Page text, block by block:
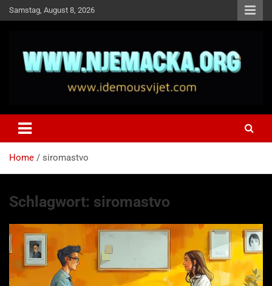
Skip
to
Samstag, August 8, 2026
Idemo u Svijet-Njemacka!
Home siromastvo
Schlagwort: siromastvo